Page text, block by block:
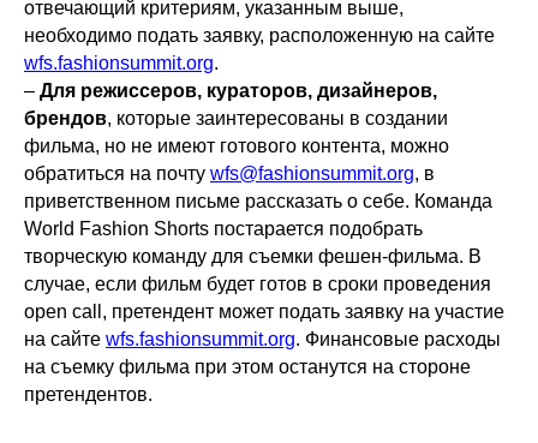
отвечающий критериям, указанным выше,
необходимо подать заявку, расположенную на сайте
wfs.fashionsummit.org.
– Для режиссеров, кураторов, дизайнеров,
брендов, которые заинтересованы в создании
фильма, но не имеют готового контента, можно
обратиться на почту wfs@fashionsummit.org, в
приветственном письме рассказать о себе. Команда
World Fashion Shorts постарается подобрать
творческую команду для съемки фешен-фильма. В
случае, если фильм будет готов в сроки проведения
open call, претендент может подать заявку на участие
на сайте wfs.fashionsummit.org. Финансовые расходы
на съемку фильма при этом останутся на стороне
претендентов.